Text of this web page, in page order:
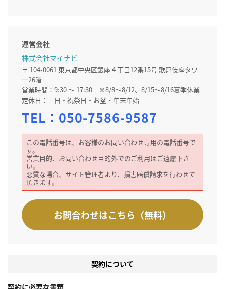
運営会社
株式会社マイナビ
〒 104-0061 東京都中央区銀座４丁目12番15号 歌舞伎座タワ
ー26階
営業時間：9:30 ～ 17:30 ※8/8～8/12、8/15～8/16夏季休業
定休日：土日・祝祭日・お盆・年末年始
TEL： 050-7586-9587
この電話番号は、お客様のお問い合わせ専用の電話番号で
す。
営業目的、お問い合わせ目的外でのご利用はご遠慮下さ
い。
悪質な場合、サイト管理者より、損害賠償請求を行わせて
頂きます。
お問合わせはこちら（無料）
契約について